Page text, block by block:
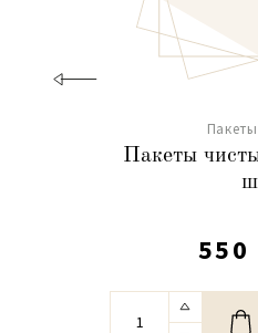
Пакеты
550